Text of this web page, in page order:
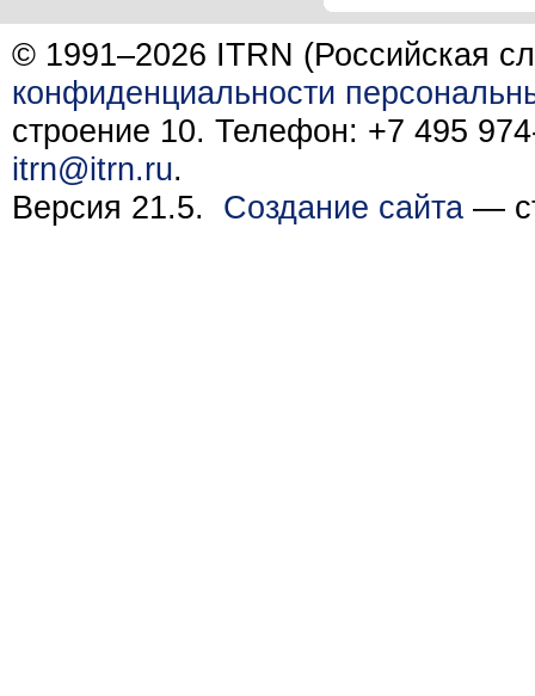
© 1991–2026 ITRN (Российская
конфиденциальности
строение 10. Телефон: +7 495
itrn@itrn.ru.
Версия 21.5. Создание сайта —